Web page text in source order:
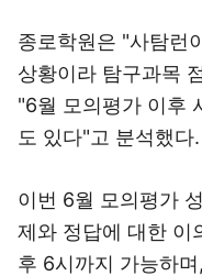
종로학원은 "사탐런
상황이라 탐구과목
"6월 모의평가 이후
도 있다"고 분석했다.
이번 6월 모의평가
제와 정답에 대한 이
후 6시까지 가능하